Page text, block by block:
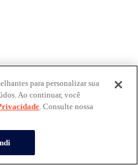
para personalizar sua
Ao continuar, você
. Consulte nossa